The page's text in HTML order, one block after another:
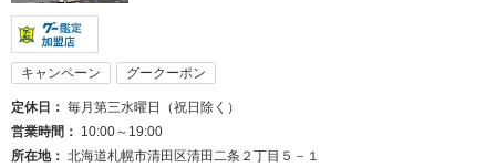
キャンペーン グークーポン
定休日
毎月第三水曜日（祝日除く）
営業時間
10:00～19:00
所在地
北海道札幌市清田区清田二条２丁目５－１